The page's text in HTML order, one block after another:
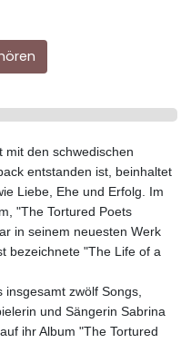
mit den schwedischen
entstanden ist, beinhaltet
Liebe, Ehe und Erfolg. Im
"The Tortured Poets
in seinem neuesten Werk
bezeichnete "The Life of a
zwölf Songs,
und Sängerin Sabrina
ihr Album "The Tortured